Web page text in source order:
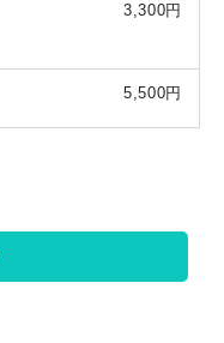
3,300円
5,500円